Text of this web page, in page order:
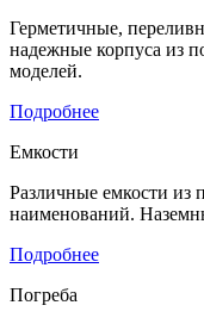
Герметичные,
надежные корпуса из
моделей.
Подробнее
Емкости
Различные емкости из
наименований.
Подробнее
Погреба